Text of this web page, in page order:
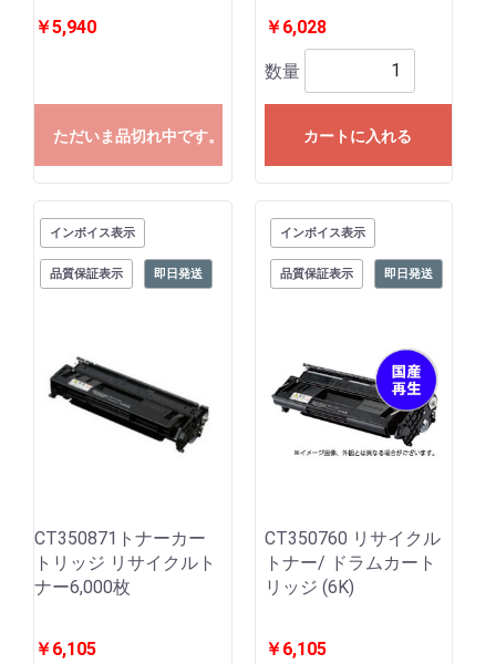
￥5,940
ただいま品切れ中です。
￥6,028
数量
カートに入れる
インボイス表示
品質保証表示 即日発送
CT350871トナーカー
トリッジ リサイクルト
ナー6,000枚
￥6,105
インボイス表示
品質保証表示 即日発送
CT350760 リサイクル
トナー/ ドラムカート
リッジ (6K)
￥6,105